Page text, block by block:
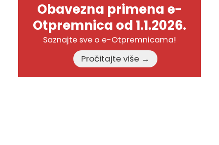
Obavezna primena e-
Otpremnica od 1.1.2026.
Saznajte sve o e-Otpremnicama!
Pročitajte više →